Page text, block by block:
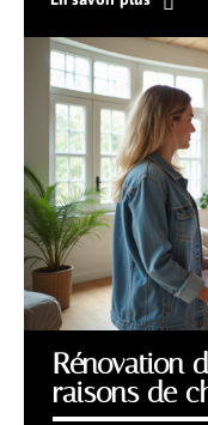
Rénovation
raisons de